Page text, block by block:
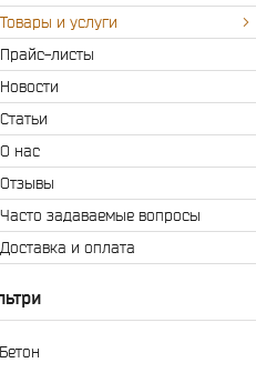
Товары и услуги
Прайс-листы
Новости
Статьи
О нас
Отзывы
Часто задаваемые вопросы
Доставка и оплата
Бетон